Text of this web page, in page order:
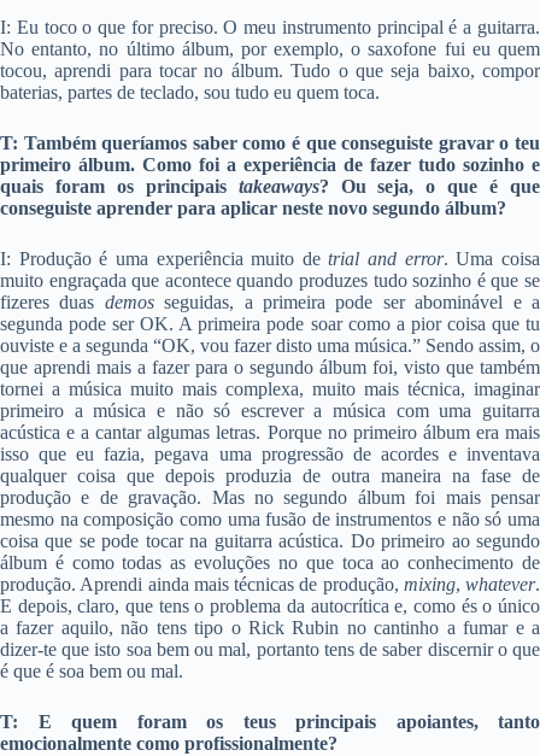
I: Eu toco o que for preciso. O meu instrumento principal é a guitarra.
No entanto, no último álbum, por exemplo, o saxofone fui eu quem
tocou, aprendi para tocar no álbum. Tudo o que seja baixo, compor
baterias, partes de teclado, sou tudo eu quem toca.
T: Também queríamos saber como é que conseguiste gravar o teu
primeiro álbum. Como foi a experiência de fazer tudo sozinho e
quais foram os principais takeaways? Ou seja, o que é que
conseguiste aprender para aplicar neste novo segundo álbum?
I: Produção é uma experiência muito detrial and error. Uma coisa
muito engraçada que acontece quando produzes tudo sozinho é que se
fizeres duas demosseguidas, a primeira pode ser abominável e a
segunda pode ser OK. A primeira pode soar como a pior coisa que tu
ouviste e a segunda “OK, vou fazer disto uma música.” Sendo assim, o
que aprendi mais a fazer para o segundo álbum foi, visto que também
tornei a música muito mais complexa, muito mais técnica, imaginar
primeiro a música e não só escrever a música com uma guitarra
acústica e a cantar algumas letras. Porque no primeiro álbum era mais
isso que eu fazia, pegava uma progressão de acordes e inventava
qualquer coisa que depois produzia de outra maneira na fase de
produção e de gravação. Mas no segundo álbum foi mais pensar
mesmo na composição como uma fusão de instrumentos e não só uma
coisa que se pode tocar na guitarra acústica. Do primeiro ao segundo
álbum é como todas as evoluções no que toca ao conhecimento de
produção. Aprendi ainda mais técnicas de produção, mixing, whatever.
E depois, claro, que tens o problema da autocrítica e, como és o único
a fazer aquilo, não tens tipo o Rick Rubin no cantinho a fumar e a
dizer-te que isto soa bem ou mal, portanto tens de saber discernir o que
é que é soa bem ou mal.
T: E quem foram os teus principais apoiantes, tanto
emocionalmente como profissionalmente?